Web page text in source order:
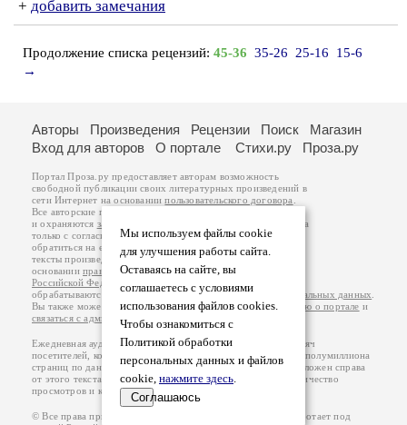
+ добавить замечания
Продолжение списка рецензий: 45-36 35-26 25-16
15-6
→
Мы используем файлы cookie
для улучшения работы сайта.
Оставаясь на сайте, вы
соглашаетесь с условиями
использования файлов cookies.
Чтобы ознакомиться с
Политикой обработки
персональных данных и файлов
cookie, нажмите здесь.
Соглашаюсь
Авторы Произведения Рецензии Поиск
Магазин
Вход для авторов
О портале Стихи.ру Проза.ру
Портал Проза.ру предоставляет авторам возможность
свободной публикации своих литературных произведений в
сети Интернет на основаниипользовательского договора
Все авторские права на произведения принадлежат авторам
и охраняются законом
. Перепечатка произведений возможна
только с согласия его автора, к которому вы можете
обратиться на его авторской странице. Ответственность за
тексты произведений авторы несут самостоятельно на
основанииправил публикацииизаконодательства
Российской Федерации
обрабатываются на основанииПолитики обработки персональных данных
Вы также можете посмотреть более подробнуюинформацию о портале и
связаться с администрацией
Ежедневная аудитория портала Проза.ру – порядка 100 тысяч
посетителей, которые в общей сумме просматривают более полумиллиона
страниц по данным счетчика посещаемости, который расположен справа
от этого текста. В каждой графе указано по две цифры: количество
просмотров и количество посетителей.
© Все права принадлежат авторам, 2000-2026. Портал работает под